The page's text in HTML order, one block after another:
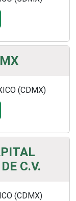
(CDMX)
C.V.
(CDMX)